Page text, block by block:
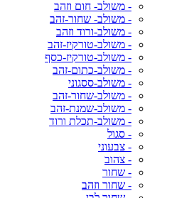
- משולב- חום וזהב
- משולב- שחור-זהב
- משולב-ורוד וזהב
- משולב-טורקיז-זהב
- משולב-טורקיז-כסף
- משולב-כתום-זהב
- משולב-ססגוני
- משולב-שחור-זהב
- משולב-שמנת-זהב
- משולב-תכלת ורוד
- סגול
- צבעוני
- צהוב
- שחור
- שחור וזהב